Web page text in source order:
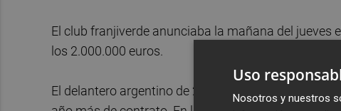
El club franjiverde anunciaba la mañana del
los 2.000.000 euros.
El delantero argentino de 25 años jugaba en el
Uso
Nosotros y nuestros